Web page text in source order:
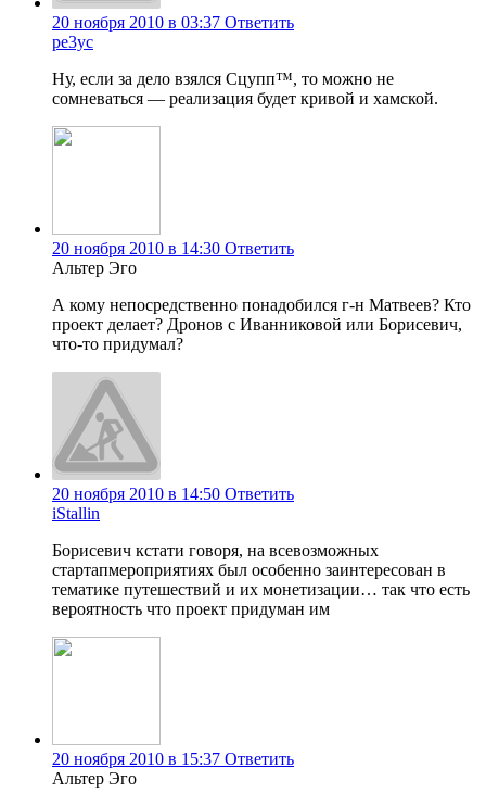
20 ноября 2010 в 03:37 Ответить
pe3yc
Ну, если за дело взялся Сцупп™, то можно не
сомневаться — реализация будет кривой и хамской.
20 ноября 2010 в 14:30 Ответить
Альтер Эго
А кому непосредственно понадобился г-н Матвеев? Кто
проект делает? Дронов с Иванниковой или Борисевич,
что-то придумал?
20 ноября 2010 в 14:50 Ответить
iStallin
Борисевич кстати говоря, на всевозможных
стартапмероприятиях был особенно заинтересован в
тематике путешествий и их монетизации… так что есть
вероятность что проект придуман им
20 ноября 2010 в 15:37 Ответить
Альтер Эго